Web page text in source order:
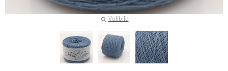
Vollbild